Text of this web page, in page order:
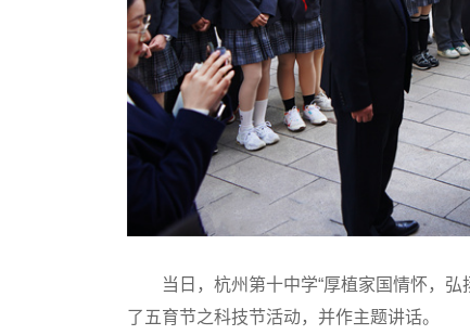
当日，杭州第十中学“厚植家国情怀，弘
了五育节之科技节活动，并作主题讲话。